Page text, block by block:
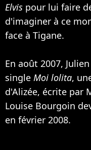
Elvis pour lui faire
d'imaginer à ce
face à Tigane.
En août 2007,
single Moi lolita,
d'Alizée, écrite par
Louise Bourgoin
en février 2008.